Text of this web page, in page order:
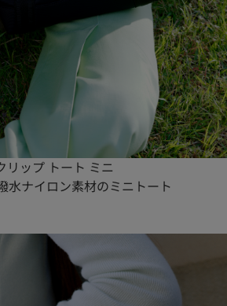
リップ トート ミニ
水ナイロン素材のミニトート